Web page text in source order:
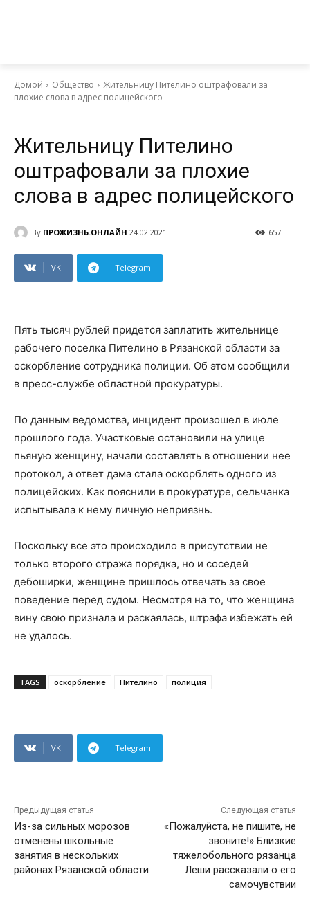
Домой Общество
Жительницу Пителино оштрафовали за
плохие слова в адрес полицейского
Жительницу Пителино
оштрафовали за плохие
слова в адрес полицейского
By ПРОЖИЗНЬ.ОНЛАЙН 24.02.2021 657
VK Telegram
Пять тысяч рублей придется заплатить жительнице
рабочего поселка Пителино в Рязанской области за
оскорбление сотрудника полиции. Об этом сообщили
в пресс-службе областной прокуратуры.
По данным ведомства, инцидент произошел в июле
прошлого года. Участковые остановили на улице
пьяную женщину, начали составлять в отношении нее
протокол, а ответ дама стала оскорблять одного из
полицейских. Как пояснили в прокуратуре, сельчанка
испытывала к нему личную неприязнь.
Поскольку все это происходило в присутствии не
только второго стража порядка, но и соседей
дебоширки, женщине пришлось отвечать за свое
поведение перед судом. Несмотря на то, что женщина
вину свою признала и раскаялась, штрафа избежать ей
не удалось.
TAGS оскорбление Пителино полиция
VK Telegram
Предыдущая статья
Из-за сильных морозов
отменены школьные
занятия в нескольких
районах Рязанской области
Следующая статья
«Пожалуйста, не пишите, не
звоните!» Близкие
тяжелобольного рязанца
Леши рассказали о его
самочувствии